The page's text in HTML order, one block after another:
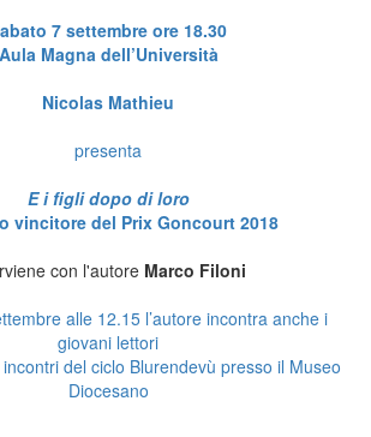
7 settembre ore 18.30
Aula Magna dell’Università
Nicolas Mathieu
presenta
E i figli dopo di loro
vincitore del Prix Goncourt 2018
con l'autore Marco Filoni
alle 12.15 l’autore incontra anche i
giovani lettori
incontri del ciclo Blurendevù presso il Museo
Diocesano